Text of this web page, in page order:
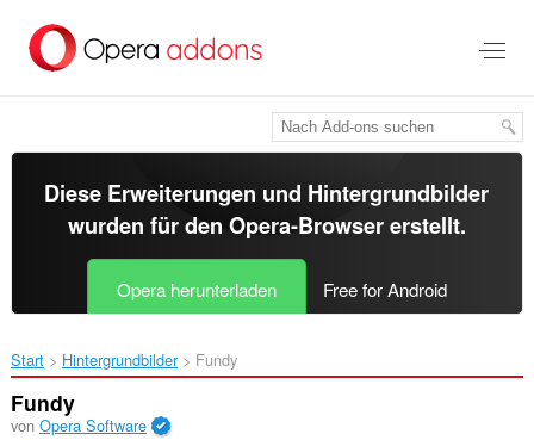
Hauptinhalt
springen
Diese Erweiterungen und Hintergrundbilder
wurden für den Opera-Browsererstellt.
Opera herunterladen Free for Android
Start Hintergrundbilder Fundy‎
Fundy
von Opera Software